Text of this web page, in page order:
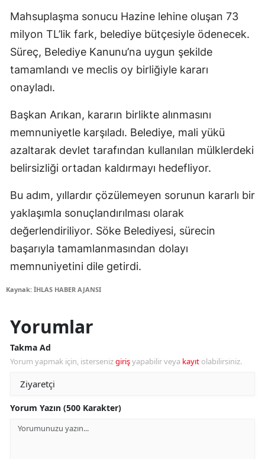
Mahsuplaşma sonucu Hazine lehine oluşan 73
milyon TL’lik fark, belediye bütçesiyle ödenecek.
Süreç, Belediye Kanunu’na uygun şekilde
tamamlandı ve meclis oy birliğiyle kararı
onayladı.
Başkan Arıkan, kararın birlikte alınmasını
memnuniyetle karşıladı. Belediye, mali yükü
azaltarak devlet tarafından kullanılan mülklerdeki
belirsizliği ortadan kaldırmayı hedefliyor.
Bu adım, yıllardır çözülemeyen sorunun kararlı bir
yaklaşımla sonuçlandırılması olarak
değerlendiriliyor. Söke Belediyesi, sürecin
başarıyla tamamlanmasından dolayı
memnuniyetini dile getirdi.
Kaynak: İHLAS HABER AJANSI
Yorumlar
Takma Ad
Yorum yapmak için, istersenizgirişyapabilir veya kayıt olabilirsiniz.
Yorum Yazın (500 Karakter)